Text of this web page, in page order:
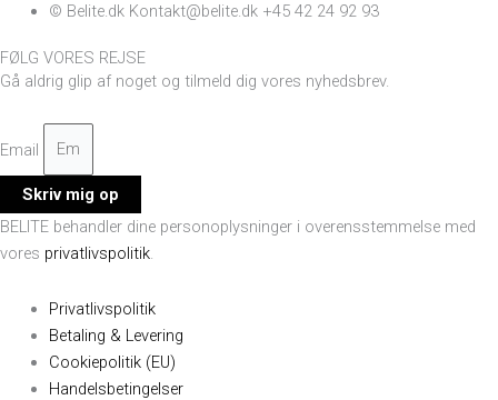
© Belite.dk Kontakt@belite.dk +45 42 24 92 93
FØLG VORES REJSE
Gå aldrig glip af noget og tilmeld dig vores nyhedsbrev.
Email
Skriv mig op
BELITE behandler dine personoplysninger i overensstemmelse med
vores privatlivspolitik.
Privatlivspolitik
Betaling & Levering
Cookiepolitik (EU)
Handelsbetingelser